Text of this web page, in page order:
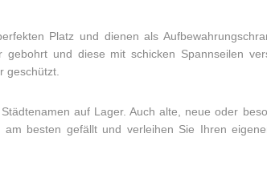
Platz und dienen als
und diese mit schicken Spannseilen
geschützt.
auf Lager. Auch alte, neue oder
besten gefällt und verleihen Sie Ihren